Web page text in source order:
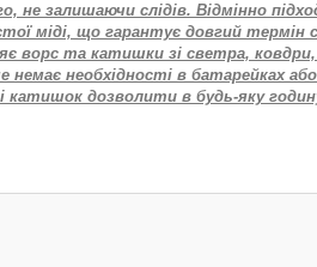
залишаючи слідів. Відмінно
міді, що гарантує довгий
ворс та катишки зі светра,
немає необхідності в батарейках
катишок дозволити в будь-яку